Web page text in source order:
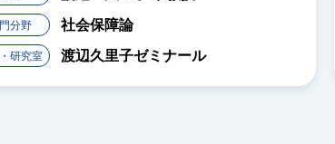
分野 社会保障論
研究室 渡辺久里子ゼミナール